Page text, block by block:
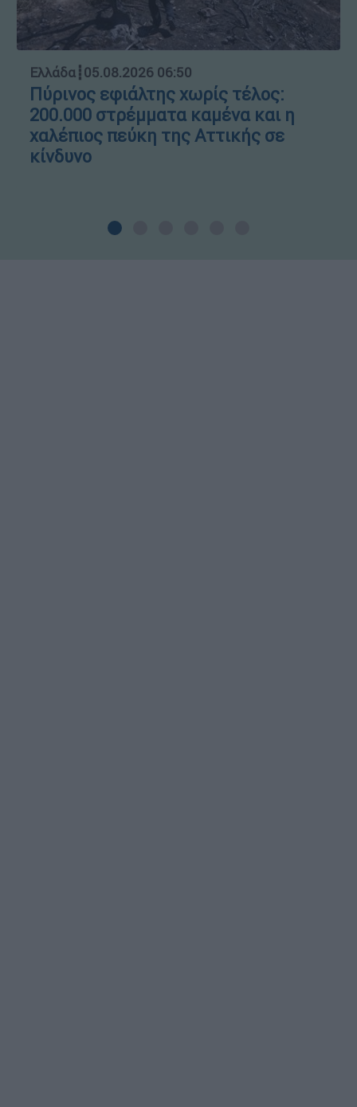
Ελλάδα┋05.08.2026 06:50
Πύρινος εφιάλτης χωρίς τέλος:
200.000 στρέμματα καμένα και η
χαλέπιος πεύκη της Αττικής σε
κίνδυνο